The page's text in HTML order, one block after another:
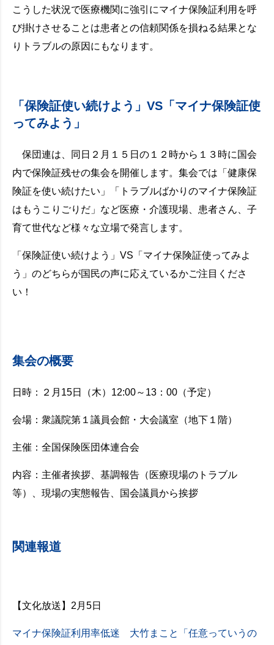
こうした状況で医療機関に強引にマイナ保険証利用を呼
び掛けさせることは患者との信頼関係を損ねる結果とな
りトラブルの原因にもなります。
「保険証使い続けよう」VS「マイナ保険証使
ってみよう」
保団連は、同日２月１５日の１２時から１３時に国会
内で保険証残せの集会を開催します。集会では「健康保
険証を使い続けたい」「トラブルばかりのマイナ保険証
はもうこりごりだ」など医療・介護現場、患者さん、子
育て世代など様々な立場で発言します。
「保険証使い続けよう」VS「マイナ保険証使ってみよ
う」のどちらが国民の声に応えているかご注目くださ
い！
集会の概要
日時：２月15日（木）12:00～13：00（予定）
会場：衆議院第１議員会館・大会議室（地下１階）
主催：全国保険医団体連合会
内容：主催者挨拶、基調報告（医療現場のトラブル
等）、現場の実態報告、国会議員から挨拶
関連報道
【文化放送】2月5日
マイナ保険証利用率低迷 大竹まこと「任意っていうの